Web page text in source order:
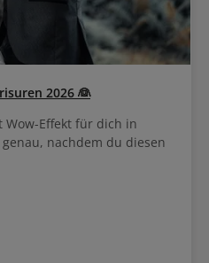
2026 👰
Effekt für dich in
nachdem du diesen